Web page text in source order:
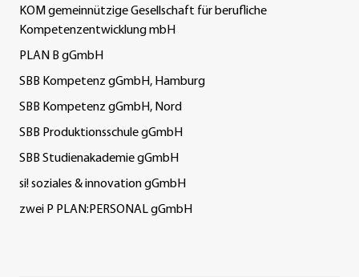
KOM gemeinnützige Gesellschaft für berufliche
Kompetenzentwicklung mbH
PLAN B gGmbH
SBB Kompetenz gGmbH, Hamburg
SBB Kompetenz gGmbH, Nord
SBB Produktionsschule gGmbH
SBB Studienakademie gGmbH
si! soziales & innovation gGmbH
zwei P PLAN:PERSONAL gGmbH